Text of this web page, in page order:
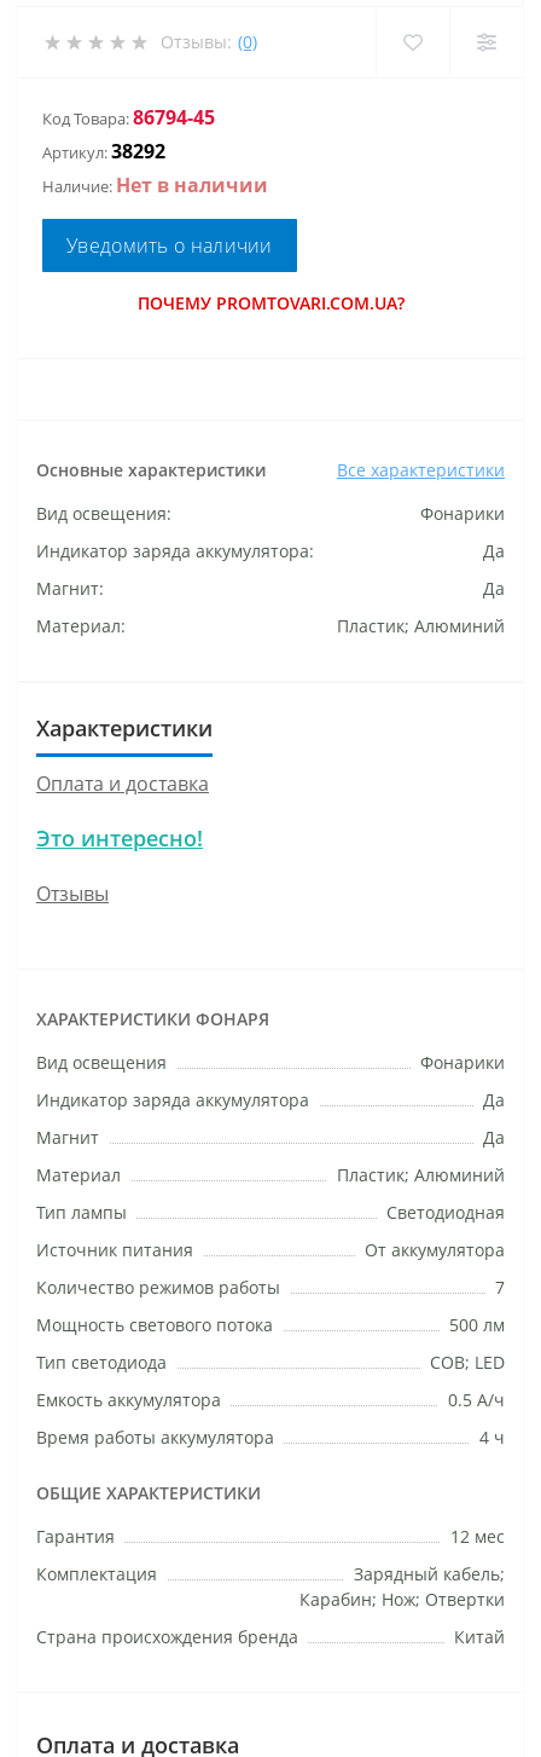
Отзывы: (0)
Код Товара:86794-45
Артикул:38292
Наличие: Нет в наличии
Уведомить о наличии
ПОЧЕМУ PROMTOVARI.COM.UA?
Основные характеристики
Все характеристики
Вид освещения:
Фонарики
Индикатор заряда аккумулятора:
Да
Магнит:
Да
Материал:
Пластик; Алюминий
Характеристики
Оплата и доставка
Это интересно!
Отзывы
ХАРАКТЕРИСТИКИ ФОНАРЯ
Вид освещения
Фонарики
Индикатор заряда аккумулятора
Да
Магнит
Да
Материал
Пластик; Алюминий
Тип лампы
Светодиодная
Источник питания
От аккумулятора
Количество режимов работы
7
Мощность светового потока
500 лм
Тип светодиода
COB; LED
Емкость аккумулятора
0.5 А/ч
Время работы аккумулятора
4 ч
ОБЩИЕ ХАРАКТЕРИСТИКИ
Гарантия
12 мес
Комплектация
Зарядный кабель;
Карабин; Нож; Отвертки
Страна происхождения бренда
Китай
Оплата и доставка